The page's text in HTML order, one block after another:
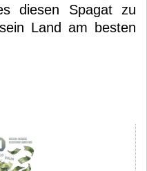
diesen Spagat zu
Land am besten